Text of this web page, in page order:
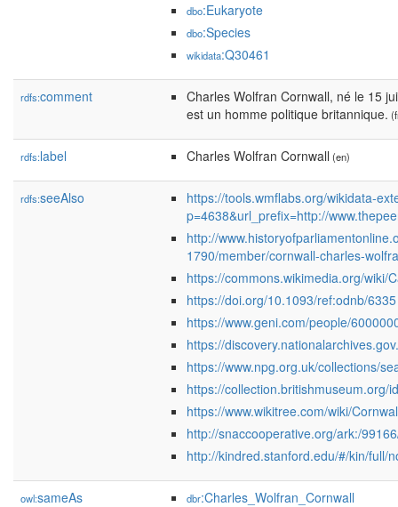
dbo:Eukaryote
dbo:Species
wikidata:Q30461
rdfs:comment
Charles Wolfran Cornwall, né le 15
est un homme politique britannique.
rdfs:label Charles Wolfran Cornwall (en)
rdfs:seeAlso
https://tools.wmflabs.org/wikidata-
p=4638&url_prefix=http://
http://
1790/member/cornwall-charles-
https://commons.wikimedia.org/wiki/
https://doi.org/10.1093/ref:odnb/6335
https://www.geni.com/people/
https://
https://www.npg.org.uk/collections/
https://collection.britishmuseum.org/
https://www.wikitree.com/wiki/
http://snaccooperative.org/ark:/
http://kindred.stanford.edu/#/kin/full/
owl:sameAs dbr:Charles_Wolfran_Cornwall